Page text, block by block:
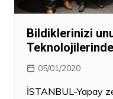
Bildiklerinizi
05/01/2020
İSTANBUL-Yapay